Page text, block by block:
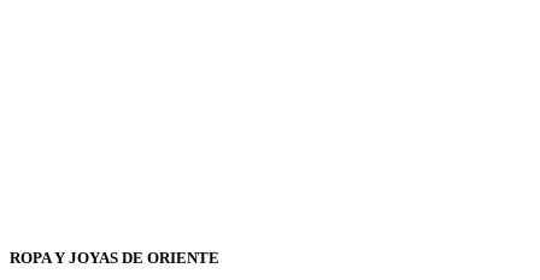
ROPA Y JOYAS DE ORIENTE